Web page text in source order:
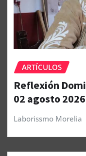
ARTÍCULOS
Reflexión
02 agosto 2026
Laborissmo Morelia